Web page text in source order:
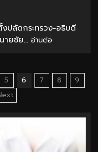
ปลัดกระทรวง-อธิบดี
ยชัย... อ่านต่อ
5 6 7 8
9